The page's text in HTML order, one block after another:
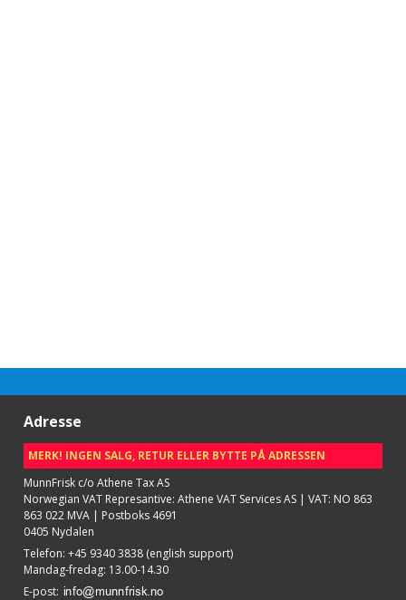
Adresse
MERK! INGEN SALG, RETUR ELLER BYTTE PÅ ADRESSEN
MunnFrisk c/o Athene Tax AS
Norwegian VAT Represantive: Athene VAT Services AS | VAT: NO 863
863 022 MVA | Postboks 4691
0405 Nydalen
Telefon: +45 9340 3838 (english support)
Mandag-fredag: 13.00-14.30
E-post: